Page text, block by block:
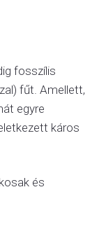
fosszílis
fűt. Amellett,
egyre
káros
és